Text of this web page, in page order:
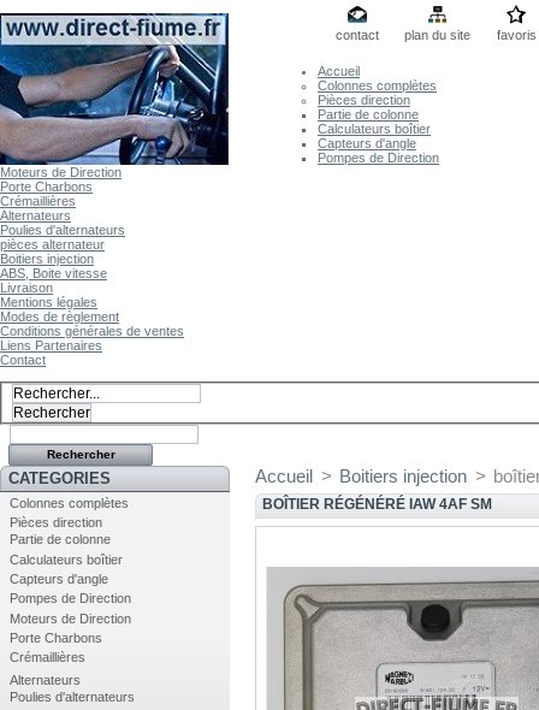
contact plan du site favoris
Accueil
Colonnes complètes
Pièces direction
Partie de colonne
Calculateurs boîtier
Capteurs d'angle
Pompes de Direction
Moteurs de Direction
Porte Charbons
Crémaillières
Alternateurs
Poulies d'alternateurs
pièces alternateur
Boitiers injection
ABS, Boite vitesse
Livraison
Mentions légales
Modes de règlement
Conditions générales de ventes
Liens Partenaires
Contact
CATEGORIES
Colonnes complètes
Pièces direction
Partie de colonne
Calculateurs boîtier
Capteurs d'angle
Pompes de Direction
Moteurs de Direction
Porte Charbons
Crémaillières
Alternateurs
Poulies d'alternateurs
Accueil > Boitiers injection >
BOÎTIER RÉGÉNÉRÉ IAW 4AF SM